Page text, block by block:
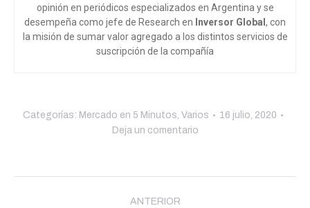
opinión en periódicos especializados en Argentina y se
desempeña como jefe de Research en Inversor Global , con
la misión de sumar valor agregado a los distintos servicios de
suscripción de la compañía
Categorías: Mercado en 5 Minutos, Varios
16 julio, 2020
Deja un comentario
ANTERIOR